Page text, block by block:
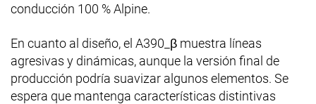
conducción 100 % Alpine.
En cuanto al diseño, el A390_β muestra líneas
agresivas y dinámicas, aunque la versión final de
producción podría suavizar algunos elementos. Se
espera que mantenga características distintivas